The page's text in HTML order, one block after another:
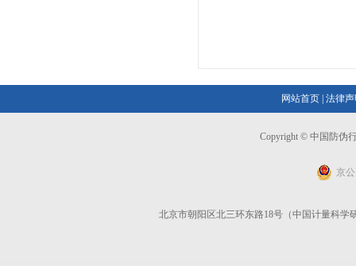
网站首页 法律
Copyright © 中国防伪
京公
北京市朝阳区北三环东路18号（中国计量科